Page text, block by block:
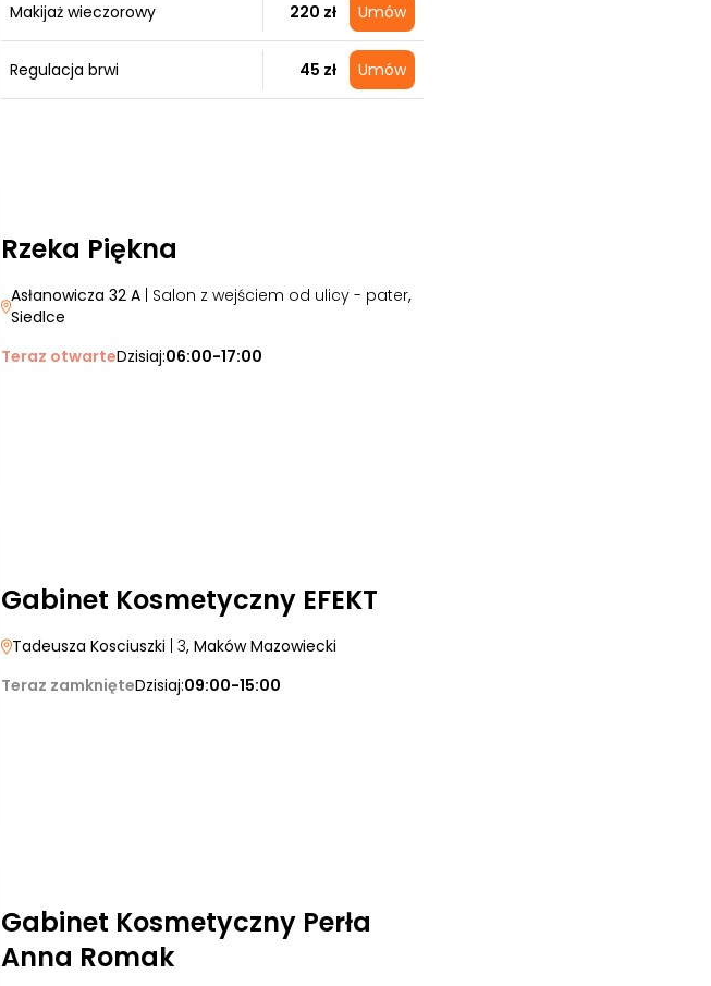
Makijaż wieczorowy 220 zł Umów
Regulacja brwi 45 zł Umów
Rzeka Piękna
Asłanowicza 32 A| Salon z wejściem od ulicy - pater,
Siedlce
Teraz otwarteDzisiaj:06:00-17:00
Gabinet Kosmetyczny EFEKT
Tadeusza Kosciuszki | 3, Maków Mazowiecki
Teraz zamknięteDzisiaj:09:00-15:00
Gabinet Kosmetyczny Perła
Anna Romak